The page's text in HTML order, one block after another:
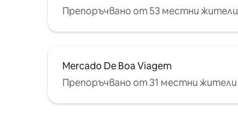
Препоръчвано от 53 местни жители
Mercado De Boa Viagem
Препоръчвано от 31 местни жители